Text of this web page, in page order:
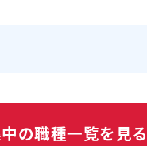
の職種一覧を見る